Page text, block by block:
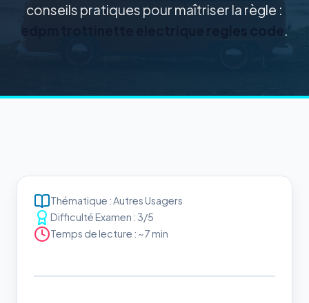
conseils pratiques pour maîtriser la règle :
.
Thématique : Autres Usagers
Difficulté Examen : 3/5
Temps de lecture : ~7 min